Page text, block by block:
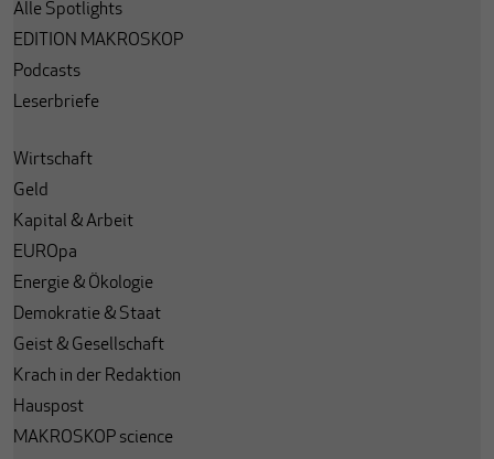
Alle Spotlights
EDITION MAKROSKOP
Podcasts
Leserbriefe
Wirtschaft
Geld
Kapital & Arbeit
EUROpa
Energie & Ökologie
Demokratie & Staat
Geist & Gesellschaft
Krach in der Redaktion
Hauspost
MAKROSKOP science